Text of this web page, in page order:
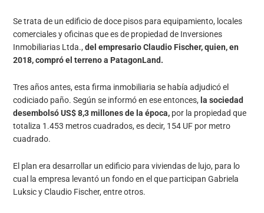
Se trata de un edificio de doce pisos para equipamiento, locales
comerciales y oficinas que es de propiedad de Inversiones
Inmobiliarias Ltda.,del empresario Claudio Fischer, quien, en
2018, compró el terreno a PatagonLand.
Tres años antes, esta firma inmobiliaria se había adjudicó el
codiciado paño. Según se informó en ese entonces, la sociedad
desembolsó US$ 8,3 millones de la época, por la propiedad que
totaliza 1.453 metros cuadrados, es decir, 154 UF por metro
cuadrado.
El plan era desarrollar un edificio para viviendas de lujo, para lo
cual la empresa levantó un fondo en el que participan Gabriela
Luksic y Claudio Fischer, entre otros.